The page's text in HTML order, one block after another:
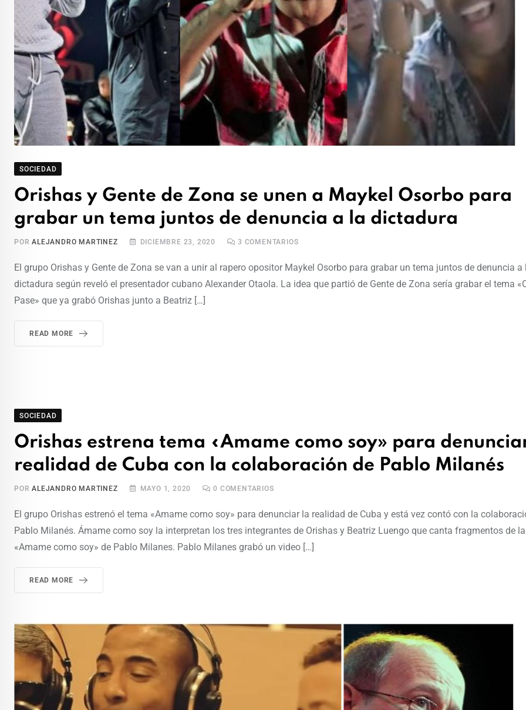
SOCIEDAD
Orishas y Gente de Zona se unen a Maykel Osorbo para
grabar un tema juntos de denuncia a la dictadura
PORALEJANDRO MARTINEZ DICIEMBRE 23, 2020 3 COMENTARIOS
El grupo Orishas y Gente de Zona se van a unir al rapero opositor Maykel Osorbo para grabar un tema juntos de denuncia a
dictadura según reveló el presentador cubano Alexander Otaola. La idea que partió de Gente de Zona sería grabar el tema
Pase» que ya grabó Orishas junto a Beatriz […]
READ MORE
SOCIEDAD
Orishas estrena tema «Amame como soy» para
realidad de Cuba con la colaboración de Pablo Milanés
PORALEJANDRO MARTINEZ MAYO 1, 2020 0 COMENTARIOS
El grupo Orishas estrenó el tema «Amame como soy» para denunciar la realidad de Cuba y está vez contó con la
Pablo Milanés. Ámame como soy la interpretan los tres integrantes de Orishas y Beatriz Luengo que canta fragmentos de
«Amame como soy» de Pablo Milanes. Pablo Milanes grabó un video […]
READ MORE